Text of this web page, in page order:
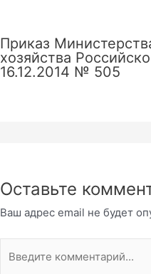
Приказ
хозяйства
16.12.2014 № 505
Оставьте
Ваш адрес email не будет
комментарий...